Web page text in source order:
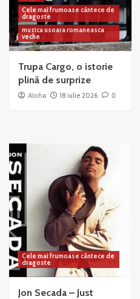
Cele mai frumoase cântece de
dragoste
muzica usoara romaneasca
veche
Trupa Cargo, o istorie
plină de surprize
Aloha 18 iulie 2026 0
Cele mai frumoase cântece de
dragoste
Jon Secada – Just